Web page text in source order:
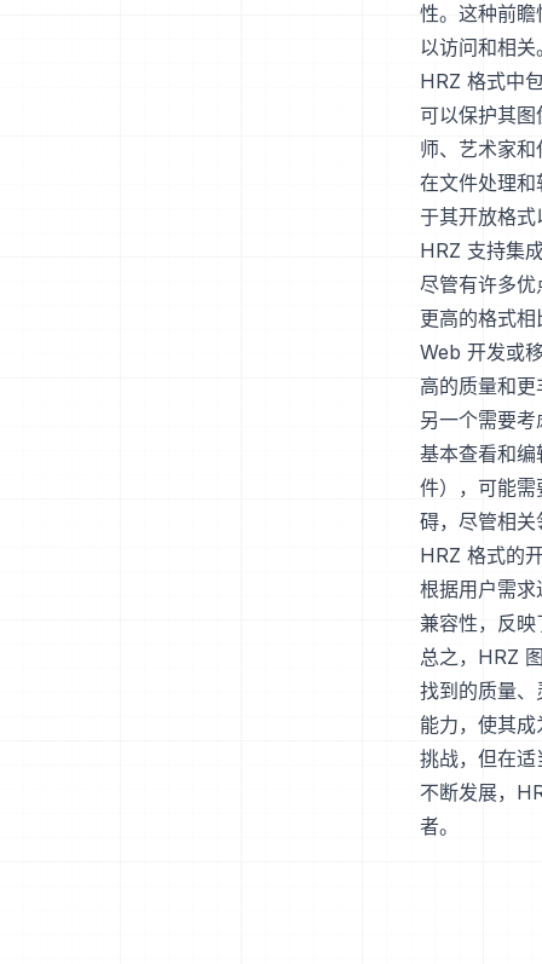
性。这种前
以访问和相关
HRZ 格式中
可以保护其
师、艺术家
在文件处理
于其开放格
HRZ 支持集
尽管有许多
更高的格式
Web 开发或
高的质量和
另一个需要
基本查看和
件），可能
碍，尽管相
HRZ 格式的
根据用户需
兼容性，反
总之，HRZ
找到的质量
能力，使其
挑战，但在
不断发展，
者。